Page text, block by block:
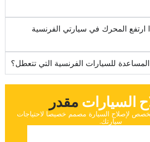
ارتفع المحرك في سيارتي الفرنسية
السيارات ‏مقدر‏
لإصلاح السيارة مصمم خصيصا لاحتياجات
سيارتك.‏